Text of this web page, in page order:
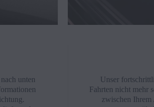
unten
Unser
Fahrten nicht mehr
zwischen Ihrem